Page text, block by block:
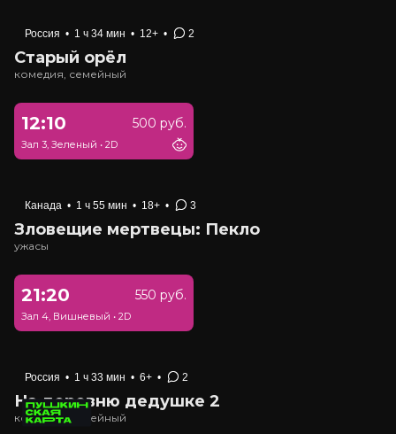
Россия • 1 ч 34 мин • 12+ • 2
Старый орёл
комедия, семейный
12:10 500 руб.
Зал 3, Зеленый • 2D
Канада • 1 ч 55 мин • 18+ • 3
Зловещие мертвецы: Пекло
ужасы
21:20 550 руб.
Зал 4, Вишневый • 2D
Россия • 1 ч 33 мин • 6+ • 2
На деревню дедушке 2
комедия, семейный